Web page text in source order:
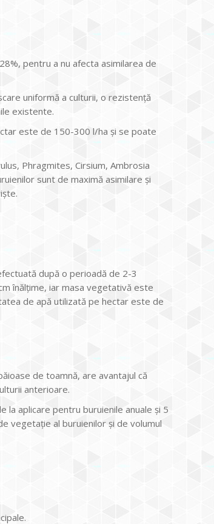
pentru a nu afecta asimilarea de
uniformă a culturii, o rezistenţă
existente.
este de 150-300 l/ha şi se poate
Phragmites, Cirsium, Ambrosia
sunt de maximă asimilare şi
după o perioadă de 2-3
înălţime, iar masa vegetativă este
de apă utilizată pe hectar este de
de toamnă, are avantajul că
anterioare.
la aplicare pentru buruienile anuale şi 5
vegetaţie al buruienilor şi de volumul